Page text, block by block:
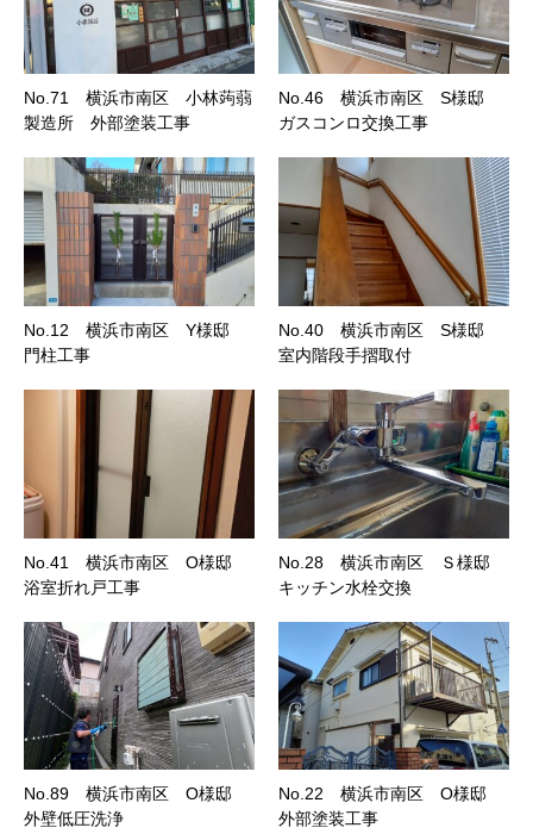
No.71 横浜市南区 小林蒟蒻
製造所 外部塗装工事
No.46 横浜市南区 S様邸
ガスコンロ交換工事
No.12 横浜市南区 Y様邸
門柱工事
No.40 横浜市南区 S様邸
室内階段手摺取付
No.41 横浜市南区 O様邸
浴室折れ戸工事
No.28 横浜市南区 Ｓ様邸
キッチン水栓交換
No.89 横浜市南区 O様邸
外壁低圧洗浄
No.22 横浜市南区 O様邸
外部塗装工事